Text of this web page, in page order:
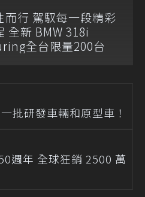
而行 駕馭每一段精彩
全新 BMW 318i
全台限量200台
批研發車輛和原型車！
週年 全球狂銷 2500 萬